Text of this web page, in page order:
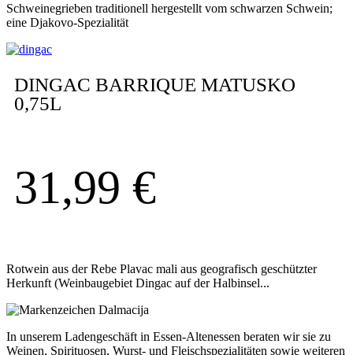
Schweinegrieben traditionell hergestellt vom schwarzen Schwein;
eine Djakovo-Spezialität
DINGAC BARRIQUE MATUSKO
0,75L
31,99 €
Rotwein aus der Rebe Plavac mali aus geografisch geschützter
Herkunft (Weinbaugebiet Dingac auf der Halbinsel...
In unserem Ladengeschäft in Essen-Altenessen beraten wir sie zu
Weinen, Spirituosen, Wurst- und Fleischspezialitäten sowie weiteren